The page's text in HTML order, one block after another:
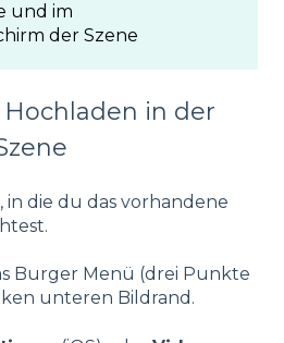
und im
der Szene
in der
in die du das vorhandene
Burger Menü (drei Punkte
unteren Bildrand.